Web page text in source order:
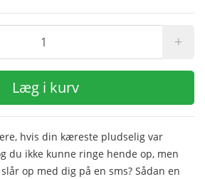
+
Læg i kurv
hvis din kæreste pludselig var
du ikke kunne ringe hende op, men
op med dig på en sms? Sådan en